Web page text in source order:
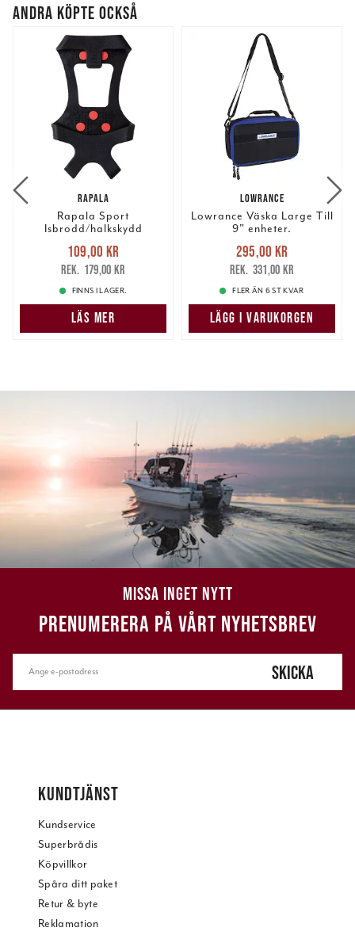
ANDRA KÖPTE OCKSÅ
RAPALA
Rapala Sport
Isbrodd/halkskydd
Nuvarande pris
109,00 krTidigare pris
179,00 kr
109,00 kr
179,00 kr
FINNS I LAGER.
LÄS MER
LOWRANCE
Lowrance Väska Large Till
9" enheter.
Nuvarande pris
295,00 krTidigare pris
331,00 kr
295,00 kr
331,00 kr
FLER ÄN 6 ST KVAR
LÄGG I VARUKORGEN
MISSA INGET NYTT
PRENUMERERA PÅ VÅRT NYHETSBREV
SKICKA
KUNDTJÄNST
Kundservice
Superbrådis
Köpvillkor
Spåra ditt paket
Retur & byte
Reklamation